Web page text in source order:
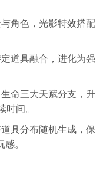
角色，光影特效搭配
道具融合，进化为强
命三大天赋分支，升
时间。
具分布随机生成，保
。